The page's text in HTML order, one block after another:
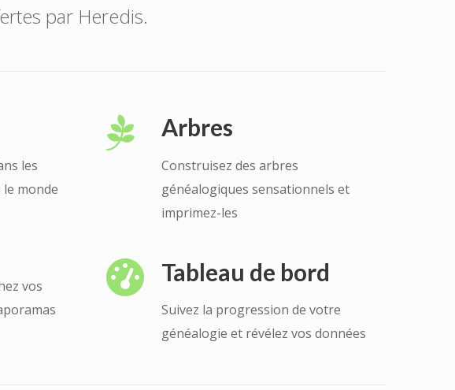
par Heredis.
les
monde
vos
Arbres
Construisez des arbres
généalogiques sensationnels et
imprimez-les
Tableau de bord
Suivez la progression de votre
généalogie et révélez vos données